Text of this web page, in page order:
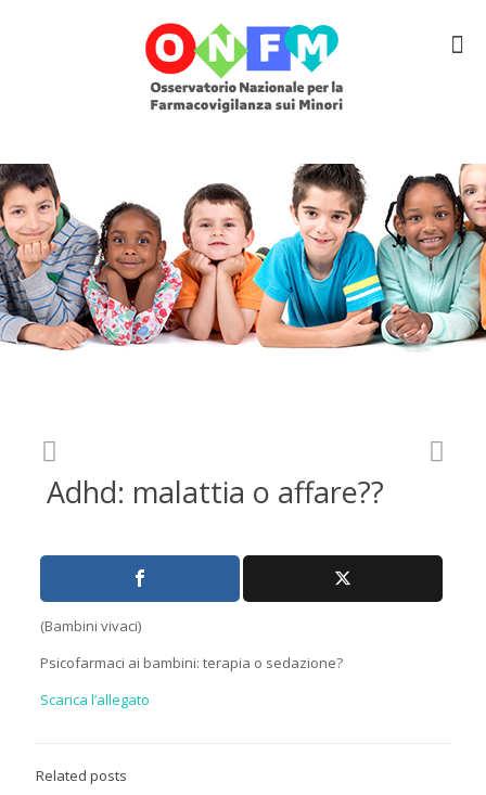
Adhd: malattia o affare??
(Bambini vivaci)
Psicofarmaci ai bambini: terapia o sedazione?
Scarica l’allegato
Related posts